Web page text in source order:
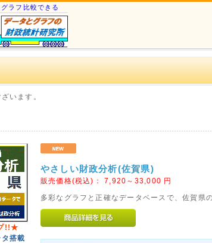
ラフ比較できる
います。
!!★
搭載
やさしい財政分析(佐賀県)
販売価格(税込)：7,920～33,000 円
多彩なグラフと正確なデータベースで、佐賀県